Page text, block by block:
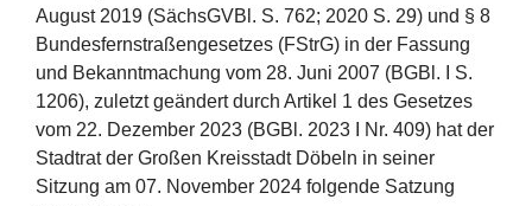
August 2019 (SächsGVBl. S. 762; 2020 S. 29) und § 8
Bundesfernstraßengesetzes (FStrG) in der Fassung
und Bekanntmachung vom 28. Juni 2007 (BGBl. I S.
1206), zuletzt geändert durch Artikel 1 des Gesetzes
vom 22. Dezember 2023 (BGBl. 2023 I Nr. 409) hat der
Stadtrat der Großen Kreisstadt Döbeln in seiner
Sitzung am 07. November 2024 folgende Satzung